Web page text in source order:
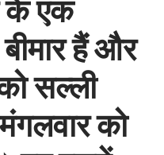
के एक
हैं और
सल्ली
को